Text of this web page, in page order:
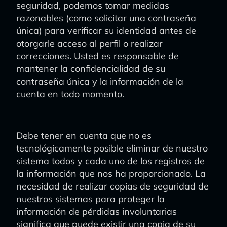
seguridad, podemos tomar medidas
razonables (como solicitar una contraseña
única) para verificar su identidad antes de
otorgarle acceso al perfil o realizar
correcciones. Usted es responsable de
mantener la confidencialidad de su
contraseña única y la información de la
cuenta en todo momento.
Debe tener en cuenta que no es
tecnológicamente posible eliminar de nuestro
sistema todos y cada uno de los registros de
la información que nos ha proporcionado. La
necesidad de realizar copias de seguridad de
nuestros sistemas para proteger la
información de pérdidas involuntarias
significa que puede existir una copia de su